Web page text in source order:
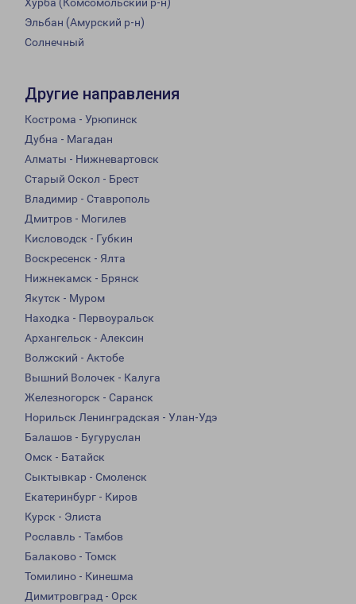
Хурба (Комсомольский р-н)
Эльбан (Амурский р-н)
Солнечный
Другие направления
Кострома - Урюпинск
Дубна - Магадан
Алматы - Нижневартовск
Старый Оскол - Брест
Владимир - Ставрополь
Дмитров - Могилев
Кисловодск - Губкин
Воскресенск - Ялта
Нижнекамск - Брянск
Якутск - Муром
Находка - Первоуральск
Архангельск - Алексин
Волжский - Актобе
Вышний Волочек - Калуга
Железногорск - Саранск
Норильск Ленинградская - Улан-Удэ
Балашов - Бугуруслан
Омск - Батайск
Сыктывкар - Смоленск
Екатеринбург - Киров
Курск - Элиста
Рославль - Тамбов
Балаково - Томск
Томилино - Кинешма
Димитровград - Орск